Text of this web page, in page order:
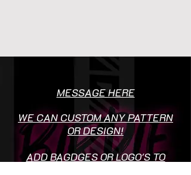
MESSAGE HERE
WE CAN CUSTOM ANY PATTERN
OR DESIGN!
ADD BAGDGES OR LOGO'S TO